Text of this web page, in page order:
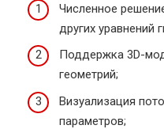
Численное
других уравнений
Поддержка 3D-
геометрий;
Визуализация
параметров;